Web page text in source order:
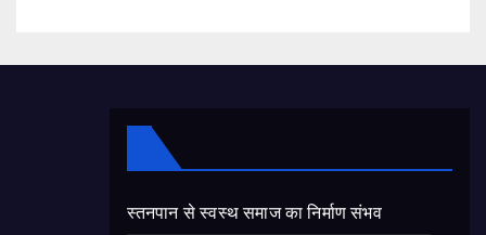
स्तनपान से स्वस्थ समाज का निर्माण संभव